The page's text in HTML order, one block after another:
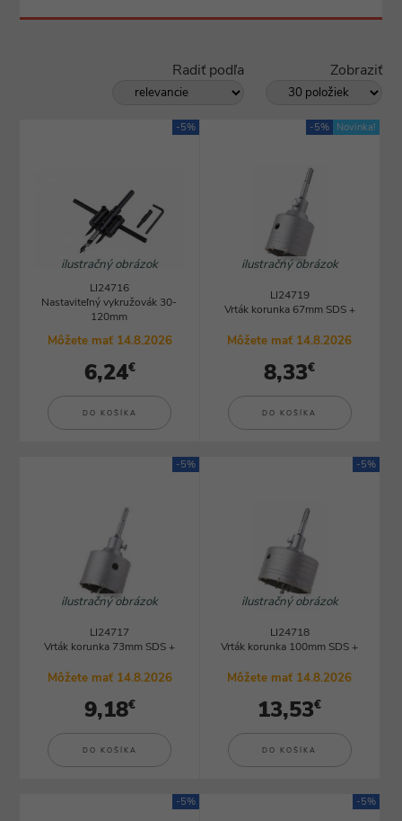
Radiť podľa Zobraziť
-5%
ilustračný obrázok
LI24716
Nastaviteľný vykružovák 30-
120mm
Môžete mať 14.8.2026
6,24€
DO KOŠÍKA
Novinka!
-5%
ilustračný obrázok
LI24719
Vrták korunka 67mm SDS +
Môžete mať 14.8.2026
8,33€
DO KOŠÍKA
-5%
ilustračný obrázok
LI24717
Vrták korunka 73mm SDS +
Môžete mať 14.8.2026
9,18€
DO KOŠÍKA
-5%
ilustračný obrázok
LI24718
Vrták korunka 100mm SDS +
Môžete mať 14.8.2026
13,53€
DO KOŠÍKA
-5% -5%